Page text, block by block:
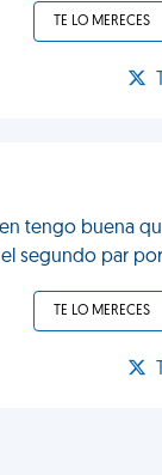
TE LO MERECES
tengo buena
segundo par por
TE LO MERECES